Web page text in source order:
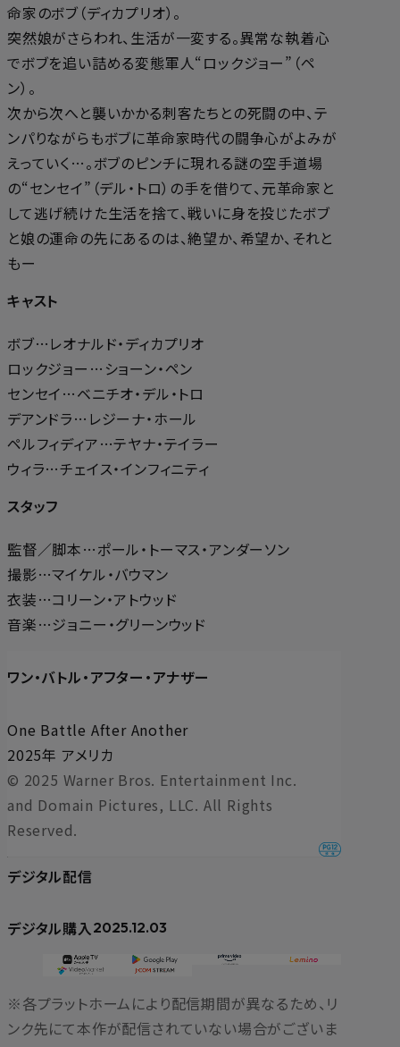
命家のボブ（ディカプリオ）。
突然娘がさらわれ、生活が一変する。異常な執着心
でボブを追い詰める変態軍人“ロックジョー”（ペ
ン）。
次から次へと襲いかかる刺客たちとの死闘の中、テ
ンパりながらもボブに革命家時代の闘争心がよみが
えっていく…。ボブのピンチに現れる謎の空手道場
の“センセイ”（デル・トロ）の手を借りて、元革命家と
して逃げ続けた生活を捨て、戦いに身を投じたボブ
と娘の運命の先にあるのは、絶望か、希望か、それと
もー
キャスト
ボブ…レオナルド・ディカプリオ
ロックジョー…ショーン・ペン
センセイ…ベニチオ・デル・トロ
デアンドラ…レジーナ・ホール
ペルフィディア…テヤナ・テイラー
ウィラ…チェイス・インフィニティ
スタッフ
監督／脚本…ポール・トーマス・アンダーソン
撮影…マイケル・バウマン
衣装…コリーン・アトウッド
音楽…ジョニー・グリーンウッド
ワン・バトル・アフター・アナザー
One Battle After Another
2025年 アメリカ
© 2025 Warner Bros. Entertainment Inc.
and Domain Pictures, LLC. All Rights
Reserved.
デジタル配信
デジタル購入 2025.12.03
※各プラットホームにより配信期間が異なるため、リ
ンク先にて本作が配信されていない場合がございま